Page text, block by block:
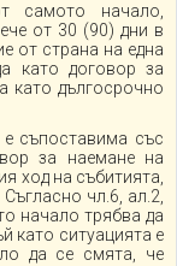
самото начало,
от 30 (90) дни в
от страна на една
като договор за
като дългосрочно
съпоставима със
за наемане на
ход на събитията,
чл.6, ал.2,
начало трябва да
като ситуацията е
да се смята, че